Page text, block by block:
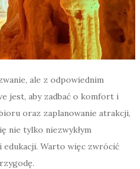
ale z odpowiednim
jest, aby zadbać o komfort i
oraz zaplanowanie atrakcji,
nie tylko niezwykłym
edukacji. Warto więc zwrócić